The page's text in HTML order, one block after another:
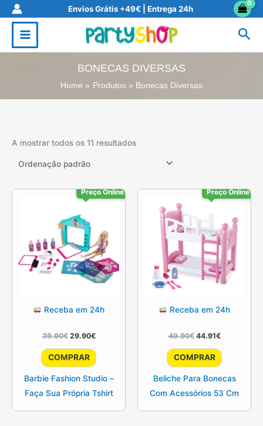
Skip
content
Envios Grátis +49€ | Entrega 24h
BONECAS DIVERSAS
Home Produtos Bonecas Diversas
A mostrar todos os 11 resultados
Preço Online
Receba em 24h
39.90€ O
original
era:
29.90€O
atual
é:
COMPRAR
Barbie Fashion Studio –
Faça Sua Própria Tshirt
Preço Online
Receba em 24h
49.90€ O
original
era:
44.91€O
atual
é:
COMPRAR
Beliche Para Bonecas
Com Acessórios 53 Cm